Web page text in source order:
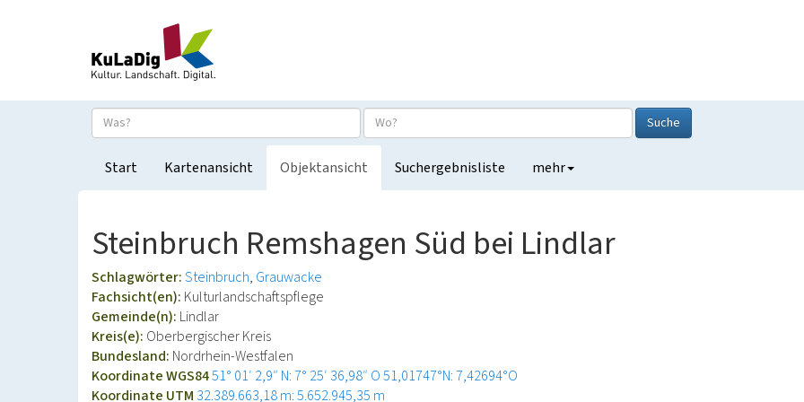
Suche
Start Kartenansicht Objektansicht Suchergebnisliste mehr
Steinbruch Remshagen Süd bei Lindlar
Schlagwörter:Steinbruch Grauwacke
Fachsicht(en): Kulturlandschaftspflege
Gemeinde(n): Lindlar
Kreis(e): Oberbergischer Kreis
Bundesland: Nordrhein-Westfalen
Koordinate WGS8451° 01′ 2,9″ N: 7° 25′ 36,98″ O51,01747°N: 7,42694°O
Koordinate UTM 32.389.663,18 m: 5.652.945,35 m